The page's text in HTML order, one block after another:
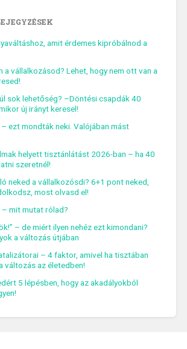
amit érdemes kipróbálnod a
a vállalkozásod? Lehet, hogy nem ott van a
sok lehetőség? –Döntési csapdák 40
új irányt keresel!
– ezt mondták neki. Valójában mást
helyett tisztánlátást 2026-ban – ha 40
szeretnél!
neked a vállalkozósdi? 6+1 pont neked,
most olvasd el!
mit mutat rólad?
– de miért ilyen nehéz ezt kimondani?
a változás útjában
– 4 faktor, amivel ha tisztában
változás az életedben!
5 lépésben, hogy az akadályokból